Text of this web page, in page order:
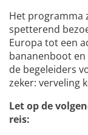
Het programma
spetterend
Europa tot een
bananenboot
de begeleiders
zeker: verveling
Let op de
reis: